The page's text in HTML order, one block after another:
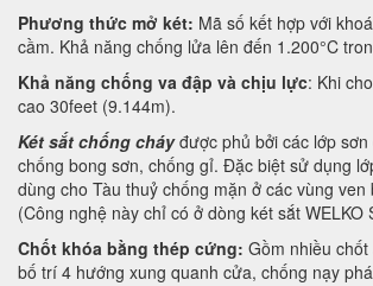
Phương thức mở két: Mã số kết hợp với
cầm. Khả năng chống lửa lên đến 1.200°C
Khả năng chống va đập và chịu lực: Khi
cao 30feet (9.144m).
Két sắt chống cháyđược phủ bởi các lớp sơn
chống bong sơn, chống gỉ. Đặc biệt sử dụng
dùng cho Tàu thuỷ chống mặn ở các vùng ven
(Công nghệ này chỉ có ở dòng két sắt WELKO
Chốt khóa bằng thép cứng: Gồm nhiều
bố trí 4 hướng xung quanh cửa, chống nạy